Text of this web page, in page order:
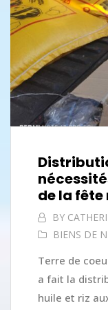
de la fête
BY
BIENS DE
Terre de
a fait la
huile et riz